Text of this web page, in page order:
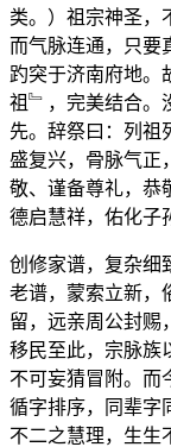
类。）祖宗神圣，
而气脉连通，只要
趵突于济南府地。
祖﹄，完美结合。
先。辞祭曰：列祖
盛复兴，骨脉气正
敬、谨备尊礼，恭
德启慧祥，佑化子
创修家谱，复杂细
老谱，蒙索立新，
留，远亲周公封赐
移民至此，宗脉族
不可妄猜冒附。而
循字排序，同辈字
不二之慧理，生生